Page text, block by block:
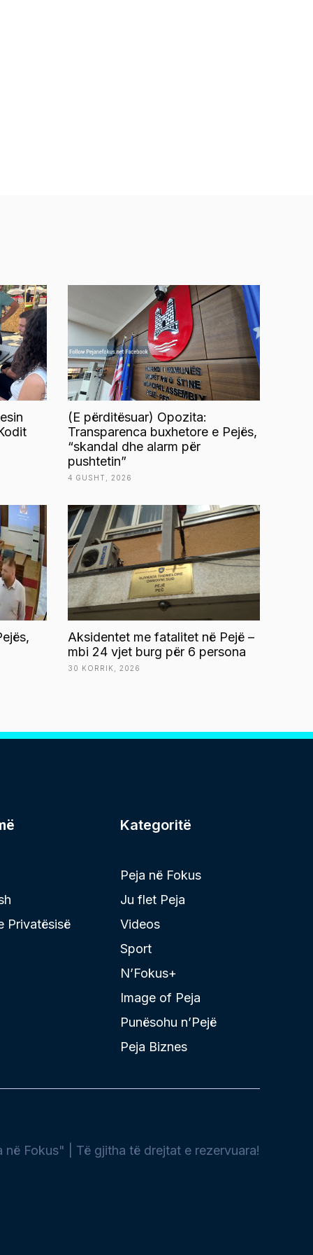
(E përditësuar) Opozita:
Transparenca buxhetore e Pejës,
“skandal dhe alarm për
pushtetin”
4 GUSHT, 2026
Aksidentet me fatalitet në Pejë –
mbi 24 vjet burg për 6 persona
30 KORRIK, 2026
Privatësisë
Kategoritë
Peja në Fokus
Ju flet Peja
Videos
Sport
N’Fokus+
Image of Peja
Punësohu n’Pejë
Peja Biznes
Fokus" | Të gjitha të drejtat e rezervuara!